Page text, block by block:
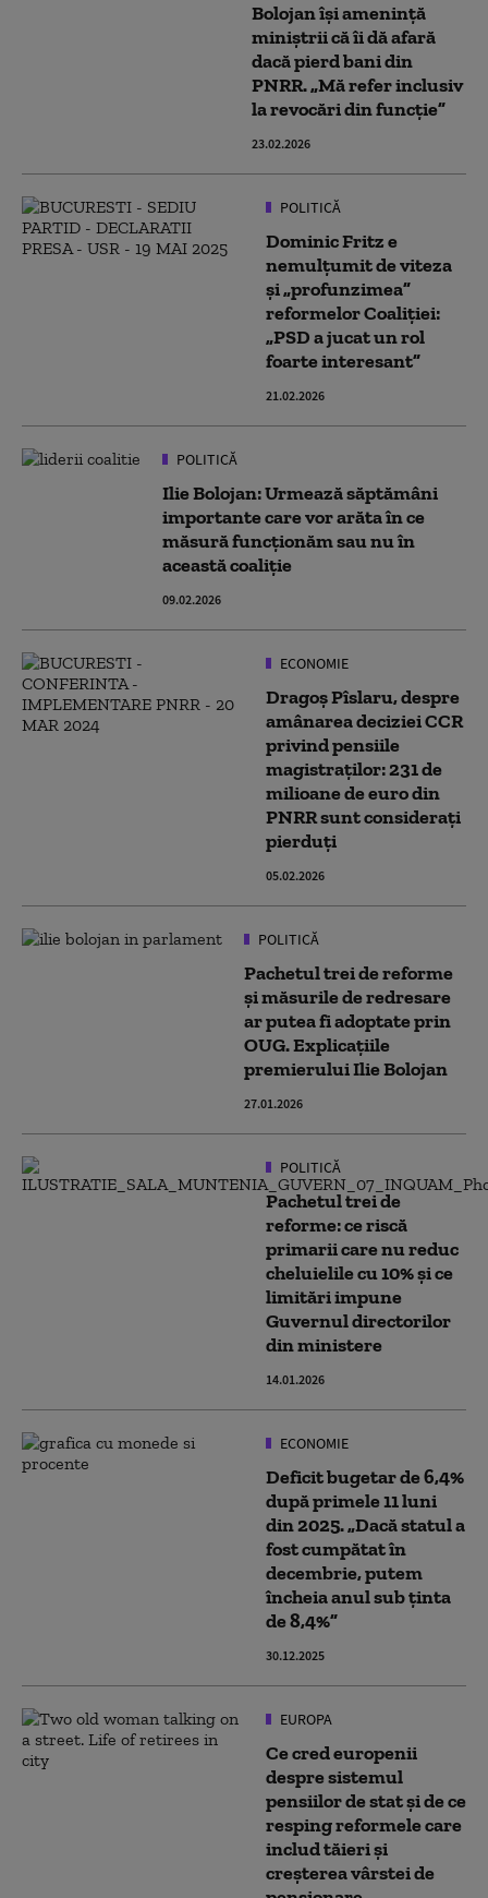
Bolojan își amenință
miniștrii că îi dă afară
dacă pierd bani din
PNRR. „Mă refer inclusiv
la revocări din funcție”
23.02.2026
POLITICĂ
Dominic Fritz e
nemulțumit de viteza
și „profunzimea”
reformelor Coaliției:
„PSD a jucat un rol
foarte interesant”
21.02.2026
POLITICĂ
Ilie Bolojan: Urmează săptămâni
importante care vor arăta în ce
măsură funcţionăm sau nu în
această coaliţie
09.02.2026
ECONOMIE
Dragoș Pîslaru, despre
amânarea deciziei CCR
privind pensiile
magistraților: 231 de
milioane de euro din
PNRR sunt considerați
pierduți
05.02.2026
POLITICĂ
Pachetul trei de reforme
și măsurile de redresare
ar putea fi adoptate prin
OUG. Explicațiile
premierului Ilie Bolojan
27.01.2026
POLITICĂ
Pachetul trei de
reforme: ce riscă
primarii care nu reduc
cheluielile cu 10% și ce
limitări impune
Guvernul directorilor
din ministere
14.01.2026
ECONOMIE
Deficit bugetar de 6,4%
după primele 11 luni
din 2025. „Dacă statul a
fost cumpătat în
decembrie, putem
încheia anul sub ținta
de 8,4%”
30.12.2025
EUROPA
Ce cred europenii
despre sistemul
pensiilor de stat și de ce
resping reformele care
includ tăieri și
creșterea vârstei de